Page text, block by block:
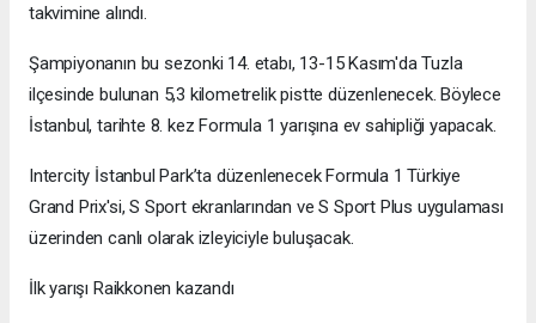
takvimine alındı.
Şampiyonanın bu sezonki 14. etabı, 13-15 Kasım'da Tuzla
ilçesinde bulunan 5,3 kilometrelik pistte düzenlenecek. Böylece
İstanbul, tarihte 8. kez Formula 1 yarışına ev sahipliği yapacak.
Intercity İstanbul Park’ta düzenlenecek Formula 1 Türkiye
Grand Prix'si, S Sport ekranlarından ve S Sport Plus uygulaması
üzerinden canlı olarak izleyiciyle buluşacak.
İlk yarışı Raikkonen kazandı